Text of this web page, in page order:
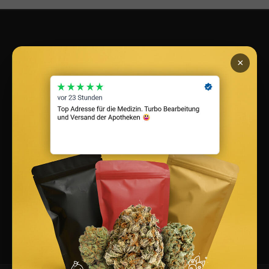
CM
Models
In 3 Minuten Patient*in werden auf CannaZen:
Cannabis Rezeptholen.
×